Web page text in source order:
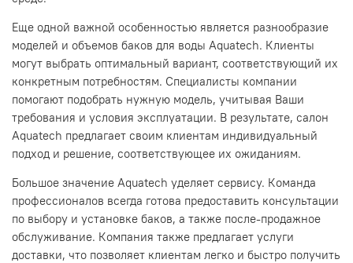
Еще одной важной особенностью является разнообразие
моделей и объемов баков для воды Aquatech. Клиенты
могут выбрать оптимальный вариант, соответствующий их
конкретным потребностям. Специалисты компании
помогают подобрать нужную модель, учитывая Ваши
требования и условия эксплуатации. В результате, салон
Aquatech предлагает своим клиентам индивидуальный
подход и решение, соответствующее их ожиданиям.
Большое значение Aquatech уделяет сервису. Команда
профессионалов всегда готова предоставить консультации
по выбору и установке баков, а также после-продажное
обслуживание. Компания также предлагает услуги
доставки, что позволяет клиентам легко и быстро получить